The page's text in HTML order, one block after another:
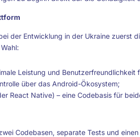
der Entwicklung in der Ukraine zuerst
Leistung und Benutzerfreundlichkeit
über das Android-Ökosystem;
React Native) – eine Codebasis für
Codebasen, separate Tests und